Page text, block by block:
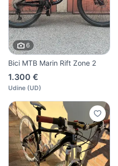
6
Bici MTB Marin Rift Zone 2
1.300 €
Udine (UD)